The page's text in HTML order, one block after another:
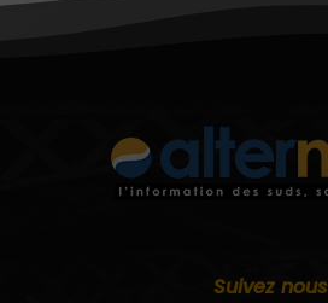
Suivez nous